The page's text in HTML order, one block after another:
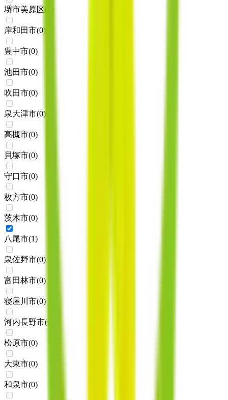
堺市美原区(
岸和田市(0)
豊中市(0)
池田市(0)
吹田市(0)
泉大津市(0)
高槻市(0)
貝塚市(0)
守口市(0)
枚方市(0)
茨木市(0)
八尾市(1)
泉佐野市(0)
富田林市(0)
寝屋川市(0)
河内長野市(0
松原市(0)
大東市(0)
和泉市(0)